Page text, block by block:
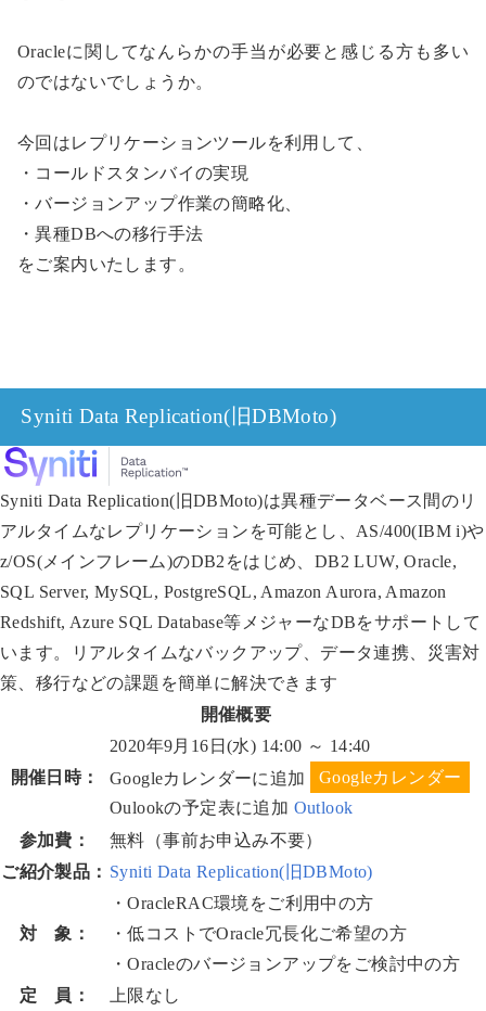
Oracleに関してなんらかの手当が必要と感じる方も多い
のではないでしょうか。
今回はレプリケーションツールを利用して、
・コールドスタンバイの実現
・バージョンアップ作業の簡略化、
・異種DBへの移行手法
をご案内いたします。
Syniti Data Replication(旧DBMoto)
Syniti Data Replication(旧DBMoto)は異種データベース間のリ
アルタイムなレプリケーションを可能とし、AS/400(IBM i)や
z/OS(メインフレーム)のDB2をはじめ、DB2 LUW, Oracle,
SQL Server, MySQL, PostgreSQL, Amazon Aurora, Amazon
Redshift, Azure SQL Database等メジャーなDBをサポートして
います。リアルタイムなバックアップ、データ連携、災害対
策、移行などの課題を簡単に解決できます
開催概要
開催日時：
2020年9月16日(水) 14:00 ～ 14:40
Googleカレンダーに追加
Oulookの予定表に追加 Outlook
参加費：
無料（事前お申込み不要）
ご紹介製品： Syniti Data Replication(旧DBMoto)
対 象：
・OracleRAC環境をご利用中の方
・低コストでOracle冗長化ご希望の方
・Oracleのバージョンアップをご検討中の方
定 員：
上限なし